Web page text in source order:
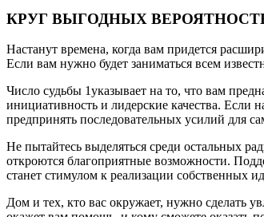
КРУГ ВЫГОДНЫХ
Настанут времена, когда вам придется
Если вам нужно будет заниматься всем
Число судьбы 1указывает на то, что вам
инициативность и лидерские качества. Если
предпринять последовательных усилий для
Не пытайтесь выделяться среди остальных
откроются благоприятные возможности.
станет стимулом к реализации собственных
Дом и тех, кто вас окружает, нужно сделать